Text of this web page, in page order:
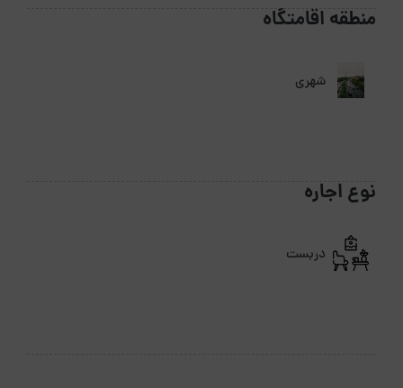
منطقه اقامتگاه
شهری
نوع اجاره
دربست